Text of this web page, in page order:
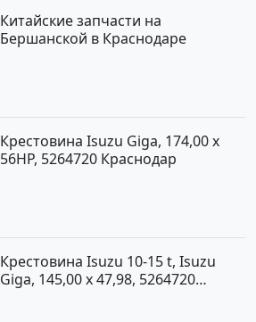
Китайские запчасти на
Бершанской в Краснодаре
Крестовина Isuzu Giga, 174,00 x
56HP, 5264720 Краснодар
Крестовина Isuzu 10-15 t, Isuzu
Giga, 145,00 x 47,98, 5264720